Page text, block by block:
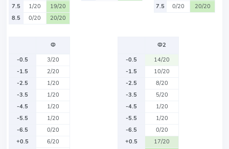
7.5
1/20
19/20
8.5
0/20 20/20
7.5
0/20 20/20
Ф
-0.5
3/20
-1.5
2/20
-2.5
1/20
-3.5
1/20
-4.5
1/20
-5.5
1/20
-6.5
0/20
+0.5
6/20
Ф2
-0.5
14/20
-1.5
10/20
-2.5
8/20
-3.5
5/20
-4.5
1/20
-5.5
1/20
-6.5
0/20
+0.5
17/20